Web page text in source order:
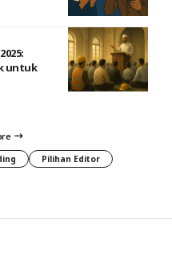
untuk
Pilihan Editor